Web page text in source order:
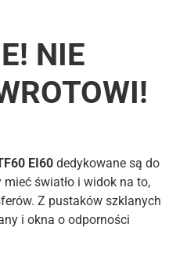
NIE
EI60 dedykowane są do
światło i widok na to,
Z pustaków szklanych
i okna o odporności